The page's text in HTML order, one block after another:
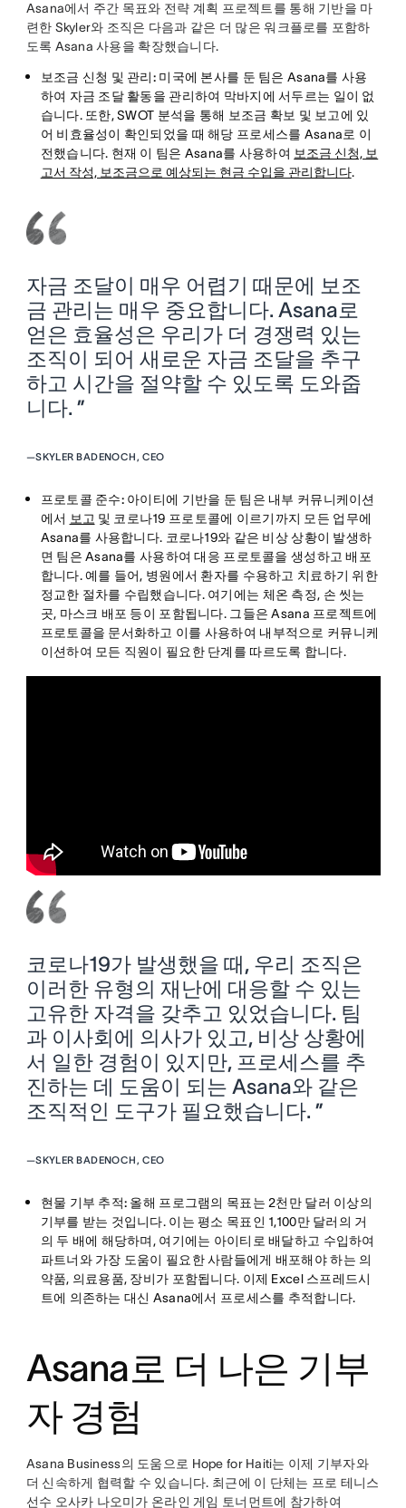
Asana에서 주간 목표와 전략 계획 프로젝트를 통해 기반을 마
련한 Skyler와 조직은 다음과 같은 더 많은 워크플로를 포함하
도록 Asana 사용을 확장했습니다.
보조금 신청 및 관리: 미국에 본사를 둔 팀은 Asana를 사용
하여 자금 조달 활동을 관리하여 막바지에 서두르는 일이 없
습니다. 또한, SWOT 분석을 통해 보조금 확보 및 보고에 있
어 비효율성이 확인되었을 때 해당 프로세스를 Asana로 이
전했습니다. 현재 이 팀은 Asana를 사용하여 보조금 신청, 보
고서 작성, 보조금으로 예상되는 현금 수입을 관리합니다.
자금 조달이 매우 어렵기 때문에 보조
금 관리는 매우 중요합니다. Asana로
얻은 효율성은 우리가 더 경쟁력 있는
조직이 되어 새로운 자금 조달을 추구
하고 시간을 절약할 수 있도록 도와줍
니다. ”
—SKYLER BADENOCH, CEO
프로토콜 준수: 아이티에 기반을 둔 팀은 내부 커뮤니케이션
에서 보고 및 코로나19 프로토콜에 이르기까지 모든 업무에
Asana를 사용합니다. 코로나19와 같은 비상 상황이 발생하
면 팀은 Asana를 사용하여 대응 프로토콜을 생성하고 배포
합니다. 예를 들어, 병원에서 환자를 수용하고 치료하기 위한
정교한 절차를 수립했습니다. 여기에는 체온 측정, 손 씻는
곳, 마스크 배포 등이 포함됩니다. 그들은 Asana 프로젝트에
프로토콜을 문서화하고 이를 사용하여 내부적으로 커뮤니케
이션하여 모든 직원이 필요한 단계를 따르도록 합니다.
코로나19가 발생했을 때, 우리 조직은
이러한 유형의 재난에 대응할 수 있는
고유한 자격을 갖추고 있었습니다. 팀
과 이사회에 의사가 있고, 비상 상황에
서 일한 경험이 있지만, 프로세스를 추
진하는 데 도움이 되는 Asana와 같은
조직적인 도구가 필요했습니다. ”
—SKYLER BADENOCH, CEO
현물 기부 추적: 올해 프로그램의 목표는 2천만 달러 이상의
기부를 받는 것입니다. 이는 평소 목표인 1,100만 달러의 거
의 두 배에 해당하며, 여기에는 아이티로 배달하고 수입하여
파트너와 가장 도움이 필요한 사람들에게 배포해야 하는 의
약품, 의료용품, 장비가 포함됩니다. 이제 Excel 스프레드시
트에 의존하는 대신 Asana에서 프로세스를 추적합니다.
Asana로 더 나은 기부
자 경험
Asana Business의 도움으로 Hope for Haiti는 이제 기부자와
더 신속하게 협력할 수 있습니다. 최근에 이 단체는 프로 테니스
선수 오사카 나오미가 온라인 게임 토너먼트에 참가하여